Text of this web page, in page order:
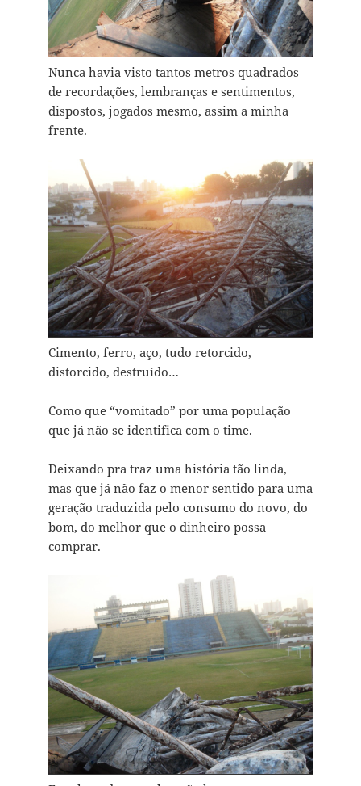
Nunca havia visto tantos metros quadrados
de recordações, lembranças e sentimentos,
dispostos, jogados mesmo, assim a minha
frente.
Cimento, ferro, aço, tudo retorcido,
distorcido, destruído…
Como que “vomitado” por uma população
que já não se identifica com o time.
Deixando pra traz uma história tão linda,
mas que já não faz o menor sentido para uma
geração traduzida pelo consumo do novo, do
bom, do melhor que o dinheiro possa
comprar.